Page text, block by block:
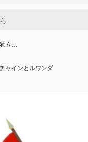
独立…
ャインとルワンダ